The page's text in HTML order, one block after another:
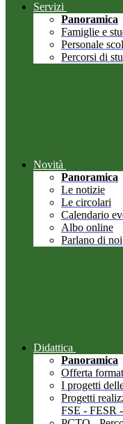
Servizi
Panoramica
Famiglie e
Personale
Percorsi di
Novità
Panoramica
Le notizie
Le circolari
Calendario
Albo online
Parlano di noi
Didattica
Panoramica
Offerta
I progetti
Progetti
FSE - FESR